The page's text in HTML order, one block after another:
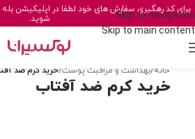
Skip to navigation
Skip to main content
برای کد رهگیری سفارش های خود لطفا در اپلیکیشن بله
شوید.
خانه/بهداشت و مراقبت پوست/خرید کرم ضد
خرید کرم ضد آفتاب